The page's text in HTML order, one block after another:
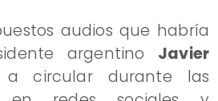
audios que habría
argentino Javier
circular durante las